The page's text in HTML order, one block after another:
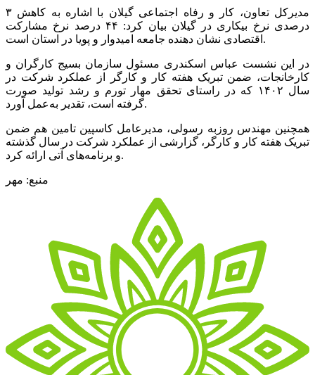
مدیرکل تعاون، کار و رفاه اجتماعی گیلان با اشاره به کاهش ۳
درصدی نرخ بیکاری در گیلان بیان کرد: ۴۴ درصد نرخ مشارکت
اقتصادی نشان دهنده جامعه امیدوار و پویا در استان است.
در این نشست عباس اسکندری مسئول سازمان بسیج کارگران و
کارخانجات، ضمن تبریک هفته کار و کارگر از عملکرد شرکت در
سال ۱۴۰۲ که در راستای تحقق مهار تورم و رشد تولید صورت
گرفته است، تقدیر به‌عمل آورد.
همچنین مهندس روزبه رسولی، مدیرعامل کاسپین تامین هم ضمن
تبریک هفته کار و کارگر، گزارشی از عملکرد شرکت در سال گذشته
و برنامه‌های آتی ارائه کرد.
منبع: مهر